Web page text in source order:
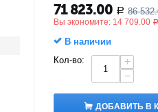
71 823.00 Р 86
Вы экономите: 14 709.00 Р
В наличии
Кол-во:
+
−
ДОБАВИТЬ В